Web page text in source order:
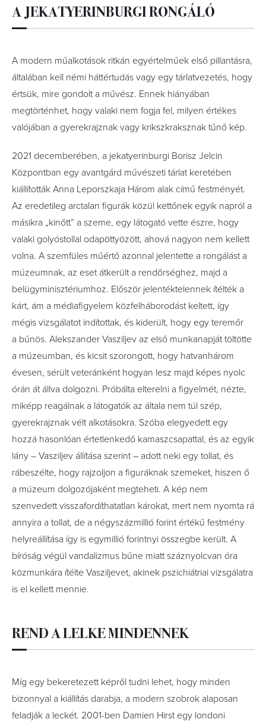
A JEKATYERINBURGI RONGÁLÓ
A modern műalkotások ritkán egyértelműek első pillantásra,
általában kell némi háttértudás vagy egy tárlatvezetés, hogy
értsük, mire gondolt a művész. Ennek hiányában
megtörténhet, hogy valaki nem fogja fel, milyen értékes
valójában a gyerekrajznak vagy krikszkraksznak tűnő kép.
2021 decemberében, a jekatyerinburgi Borisz Jelcin
Központban egy avantgárd művészeti tárlat keretében
kiállították Anna Leporszkaja Három alak című festményét.
Az eredetileg arctalan figurák közül kettőnek egyik napról a
másikra „kinőtt” a szeme, egy látogató vette észre, hogy
valaki golyóstollal odapöttyözött, ahová nagyon nem kellett
volna. A szemfüles műértő azonnal jelentette a rongálást a
múzeumnak, az eset átkerült a rendőrséghez, majd a
belügyminisztériumhoz. Először jelentéktelennek ítélték a
kárt, ám a médiafigyelem közfelháborodást keltett, így
mégis vizsgálatot indítottak, és kiderült, hogy egy teremőr
a bűnös. Alekszander Vasziljev az első munkanapját töltötte
a múzeumban, és kicsit szorongott, hogy hatvanhárom
évesen, sérült veteránként hogyan lesz majd képes nyolc
órán át állva dolgozni. Próbálta elterelni a figyelmét, nézte,
miképp reagálnak a látogatók az általa nem túl szép,
gyerekrajznak vélt alkotásokra. Szóba elegyedett egy
hozzá hasonlóan értetlenkedő kamaszcsapattal, és az egyik
lány – Vasziljev állítása szerint – adott neki egy tollat, és
rábeszélte, hogy rajzoljon a figuráknak szemeket, hiszen ő
a mú­zeum­ dolgozójaként megteheti. A kép nem
szenvedett visszafordíthatatlan károkat, mert nem nyomta rá
annyira a tollat, de a négyszázmillió forint értékű festmény
helyreállítása így is egymillió forintnyi összegbe került. A
bíróság végül vandalizmus bűne miatt száznyolcvan óra
közmunkára ítélte Vasziljevet, akinek pszichiátriai vizsgálatra
is el kellett mennie.
REND A LELKE MINDENNEK
Míg egy bekeretezett képről tudni lehet, hogy minden
bizonnyal a kiállítás darabja, a modern szobrok alaposan
feladják a leckét. 2001-ben Damien Hirst egy londoni